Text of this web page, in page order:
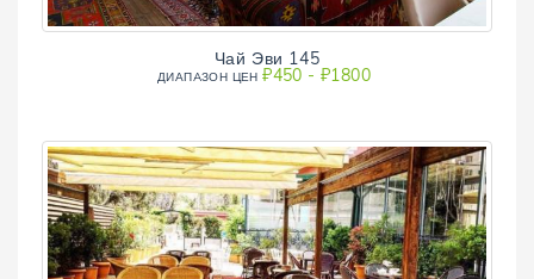
Чай Эви 145
ДИАПAЗОН ЦЕН₽450 - ₽1800